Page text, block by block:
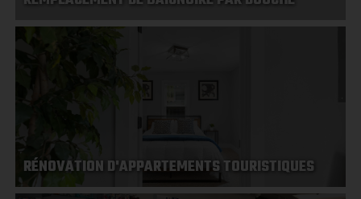
RÉNOVATION D'APPARTEMENTS TOURISTIQUES